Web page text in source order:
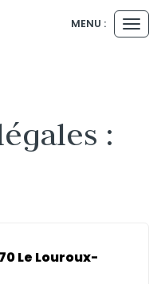
le
MENU :
:
Le Louroux-